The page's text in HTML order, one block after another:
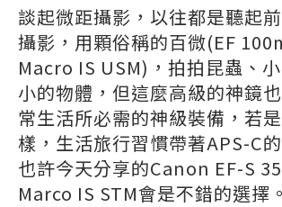
談起微距攝影，以往都是聽起
攝影，用顆俗稱的百微(EF
Macro IS USM)，拍拍昆蟲、
小的物體，但這麼高級的神鏡
常生活所必需的神級裝備，若
樣，生活旅行習慣帶著APS-C
也許今天分享的Canon EF-S
Marco IS STM會是不錯的選擇。